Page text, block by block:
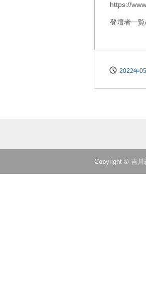
https://
登壇者一
2022年
Copyright © 吉川